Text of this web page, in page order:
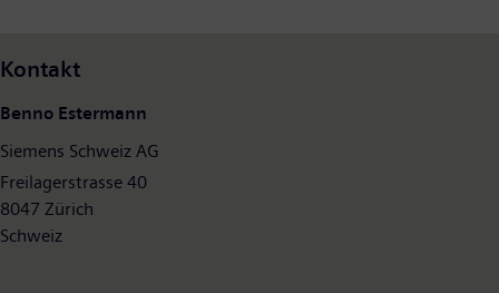
Kontakt
Benno Estermann
Siemens Schweiz AG
Freilagerstrasse 40
8047 Zürich
Schweiz